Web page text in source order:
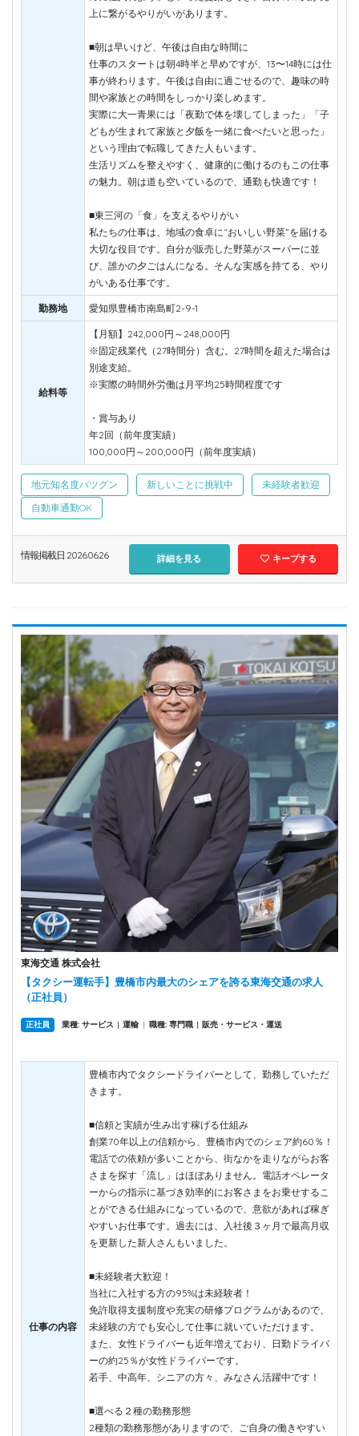
上に繋がるやりがいがあります。
■朝は早いけど、午後は自由な時間に
仕事のスタートは朝4時半と早めですが、13〜14時には仕
事が終わります。午後は自由に過ごせるので、趣味の時
間や家族との時間をしっかり楽しめます。
実際に大一青果には「夜勤で体を壊してしまった」「子
どもが生まれて家族と夕飯を一緒に食べたいと思った」
という理由で転職してきた人もいます。
生活リズムを整えやすく、健康的に働けるのもこの仕事
の魅力。朝は道も空いているので、通勤も快適です！
■東三河の「食」を支えるやりがい
私たちの仕事は、地域の食卓に“おいしい野菜”を届ける
大切な役目です。自分が販売した野菜がスーパーに並
び、誰かの夕ごはんになる。そんな実感を持てる、やり
がいある仕事です。
勤務地 愛知県豊橋市南島町2-9-1
給料等
【月額】242,000円～248,000円
※固定残業代（27時間分）含む。27時間を超えた場合は
別途支給。
※実際の時間外労働は月平均25時間程度です
・賞与あり
年2回（前年度実績）
100,000円～200,000円（前年度実績）
地元知名度バツグン 新しいことに挑戦中
未経験者歓迎
自動車通勤OK
情報掲載日 2026.06.26 詳細を見る キープする
東海交通 株式会社
【タクシー運転手】豊橋市内最大のシェアを誇る東海交通の求人
（正社員）
正社員 業種: サービス | 運輸 | 職種: 専門職 | 販売・サービス・運送
仕事の内容
豊橋市内でタクシードライバーとして、勤務していただ
きます。
■信頼と実績が生み出す稼げる仕組み
創業70年以上の信頼から、豊橋市内でのシェア約60％！
電話での依頼が多いことから、街なかを走りながらお客
さまを探す「流し」はほぼありません。電話オペレータ
ーからの指示に基づき効率的にお客さまをお乗せするこ
とができる仕組みになっているので、意欲があれば稼ぎ
やすいお仕事です。過去には、入社後３ヶ月で最高月収
を更新した新人さんもいました。
■未経験者大歓迎！
当社に入社する方の95%は未経験者！
免許取得支援制度や充実の研修プログラムがあるので、
未経験の方でも安心して仕事に就いていただけます。
また、女性ドライバーも近年増えており、日勤ドライバ
ーの約25％が女性ドライバーです。
若手、中高年、シニアの方々、みなさん活躍中です！
■選べる２種の勤務形態
2種類の勤務形態がありますので、ご自身の働きやすい